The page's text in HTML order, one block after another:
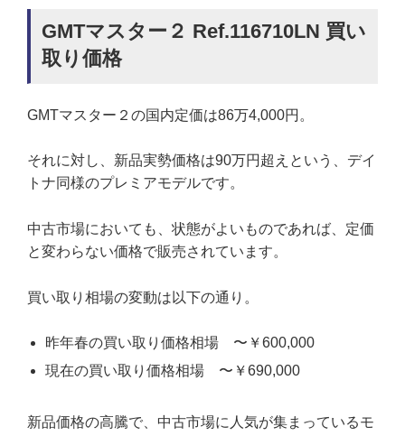
GMTマスター２ Ref.116710LN 買い
取り価格
GMTマスター２の国内定価は86万4,000円。
それに対し、新品実勢価格は90万円超えという、デイ
トナ同様のプレミアモデルです。
中古市場においても、状態がよいものであれば、定価
と変わらない価格で販売されています。
買い取り相場の変動は以下の通り。
昨年春の買い取り価格相場 〜￥600,000
現在の買い取り価格相場 〜￥690,000
新品価格の高騰で、中古市場に人気が集まっているモ